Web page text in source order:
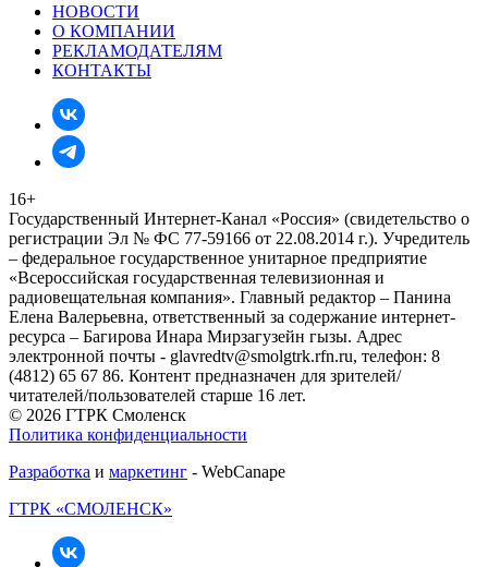
НОВОСТИ
О КОМПАНИИ
РЕКЛАМОДАТЕЛЯМ
КОНТАКТЫ
16+
Государственный Интернет-Канал «Россия» (свидетельство о
регистрации Эл № ФС 77-59166 от 22.08.2014 г.). Учредитель
– федеральное государственное унитарное предприятие
«Всероссийская государственная телевизионная и
радиовещательная компания». Главный редактор – Панина
Елена Валерьевна, ответственный за содержание интернет-
ресурса – Багирова Инара Мирзагузейн гызы. Адрес
электронной почты - glavredtv@smolgtrk.rfn.ru, телефон: 8
(4812) 65 67 86. Контент предназначен для зрителей/
читателей/пользователей старше 16 лет.
© 2026 ГТРК Смоленск
Политика конфиденциальности
Разработка и маркетинг - WebCanape
ГТРК «СМОЛЕНСК»